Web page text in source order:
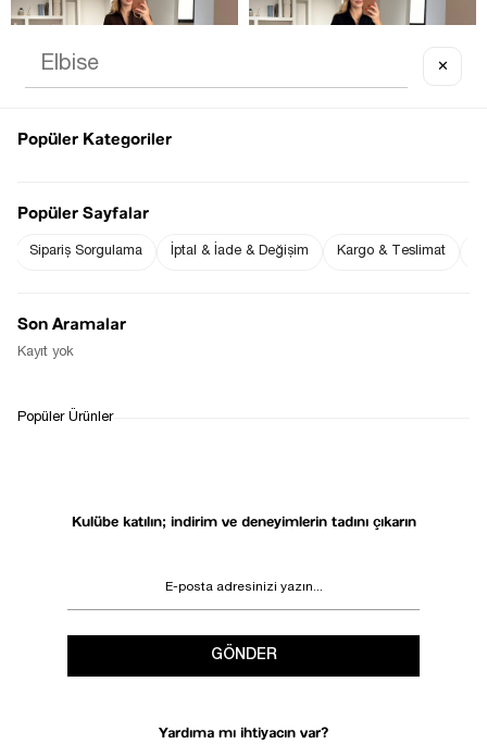
KEMERLI FERMUAR DETAY KAHVE
KEMERLI FERMUAR DETAY SIYAH
Kulübe katılın; indirim ve deneyimlerin tadını çıkarın
GÖNDER
Yardıma mı ihtiyacın var?
✕
Popüler Kategoriler
Popüler Sayfalar
Sipariş Sorgulama İptal & İade & Değişim Kargo & Teslimat
Son Aramalar
Kayıt yok
Popüler Ürünler